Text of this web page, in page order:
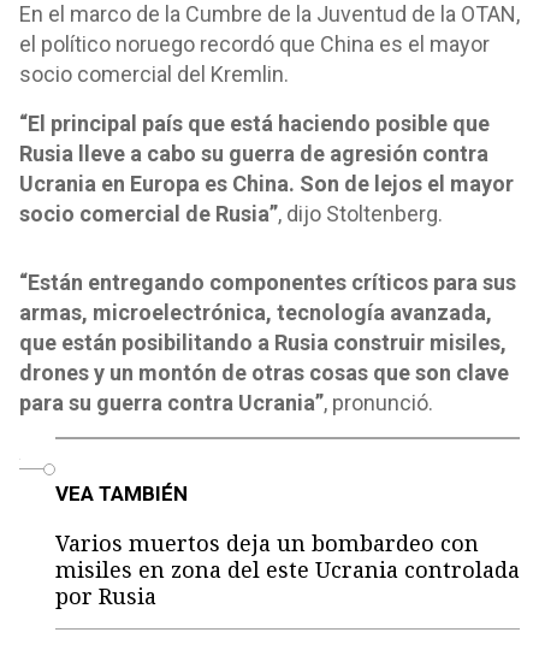
En el marco de la Cumbre de la Juventud de la OTAN,
el político noruego recordó que China es el mayor
socio comercial del Kremlin.
“El principal país que está haciendo posible que
Rusia lleve a cabo su guerra de agresión contra
Ucrania en Europa es China. Son de lejos el mayor
socio comercial de Rusia”, dijo Stoltenberg.
“Están entregando componentes críticos para sus
armas, microelectrónica, tecnología avanzada,
que están posibilitando a Rusia construir misiles,
drones y un montón de otras cosas que son clave
para su guerra contra Ucrania”, pronunció.
VEA TAMBIÉN
Varios muertos deja un bombardeo con
misiles en zona del este Ucrania controlada
por Rusia